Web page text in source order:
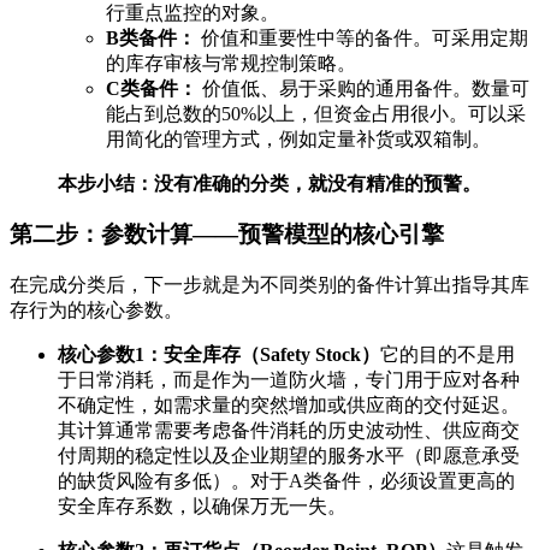
行重点监控的对象。
B类备件： 价值和重要性中等的备件。可采用定期
的库存审核与常规控制策略。
C类备件： 价值低、易于采购的通用备件。数量可
能占到总数的50%以上，但资金占用很小。可以采
用简化的管理方式，例如定量补货或双箱制。
本步小结：没有准确的分类，就没有精准的预警。
第二步：参数计算——预警模型的核心引擎
在完成分类后，下一步就是为不同类别的备件计算出指导其库
存行为的核心参数。
核心参数1：安全库存（Safety Stock） 它的目的不是用
于日常消耗，而是作为一道防火墙，专门用于应对各种
不确定性，如需求量的突然增加或供应商的交付延迟。
其计算通常需要考虑备件消耗的历史波动性、供应商交
付周期的稳定性以及企业期望的服务水平（即愿意承受
的缺货风险有多低）。对于A类备件，必须设置更高的
安全库存系数，以确保万无一失。